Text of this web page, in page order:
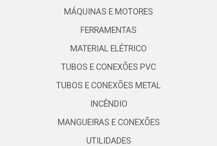
MÁQUINAS E MOTORES
FERRAMENTAS
MATERIAL ELÉTRICO
TUBOS E CONEXÕES PVC
TUBOS E CONEXÕES METAL
INCÊNDIO
MANGUEIRAS E CONEXÕES
UTILIDADES